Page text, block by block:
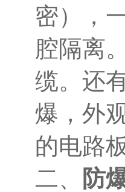
密），
腔隔离
缆。还
爆，外
的电路
二、
防